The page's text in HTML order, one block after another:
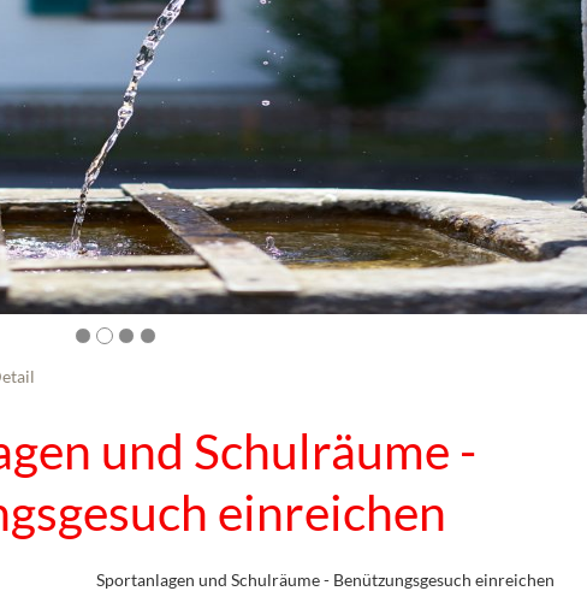
und Schulräume -
einreichen
Sportanlagen und Schulräume - Benützungsgesuch einreichen